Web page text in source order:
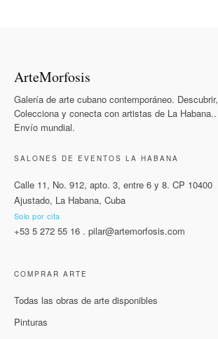
ArteMorfosis
Galería de arte cubano contemporáneo. Descubrir,
Colecciona y conecta con artistas de La Habana..
Envío mundial.
SALONES DE EVENTOS LA HABANA
Calle 11, No. 912, apto. 3, entre 6 y 8. CP 10400
Ajustado, La Habana, Cuba
Solo por cita
+53 5 272 55 16 . pilar@artemorfosis.com
COMPRAR ARTE
Todas las obras de arte disponibles
Pinturas